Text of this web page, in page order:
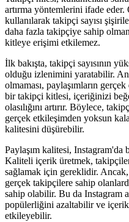
artırma yöntemlerini ifade
kullanılarak takipçi sayısı
daha fazla takipçiye sahip
kitleye erişimi etkilemez.
İlk bakışta, takipçi sayısının
olduğu izlenimini yaratabilir.
olmaması, paylaşımların
bir takipçi kitlesi, içeriğinizi
olasılığını artırır. Böylece,
gerçek etkileşimden yoksun
kalitesini düşürebilir.
Paylaşım kalitesi, Instagram'da
Kaliteli içerik üretmek,
sağlamak için gereklidir.
gerçek takipçilere sahip
sahip olabilir. Bu da Instagram
popülerliğini azaltabilir ve
etkileyebilir.